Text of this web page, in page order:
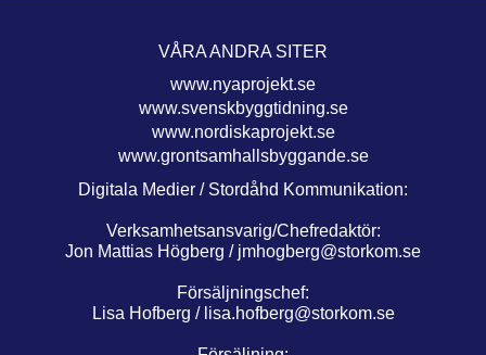
VÅRA ANDRA SITER
www.nyaprojekt.se
www.svenskbyggtidning.se
www.nordiskaprojekt.se
www.grontsamhallsbyggande.se
Digitala Medier / Stordåhd Kommunikation:
Verksamhetsansvarig/Chefredaktör:
Jon Mattias Högberg / jmhogberg@storkom.se
Försäljningschef:
Lisa Hofberg / lisa.hofberg@storkom.se